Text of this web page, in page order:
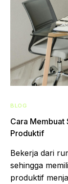
BLOG
Cara Membuat
Produktif
Bekerja dari
sehingga
produktif